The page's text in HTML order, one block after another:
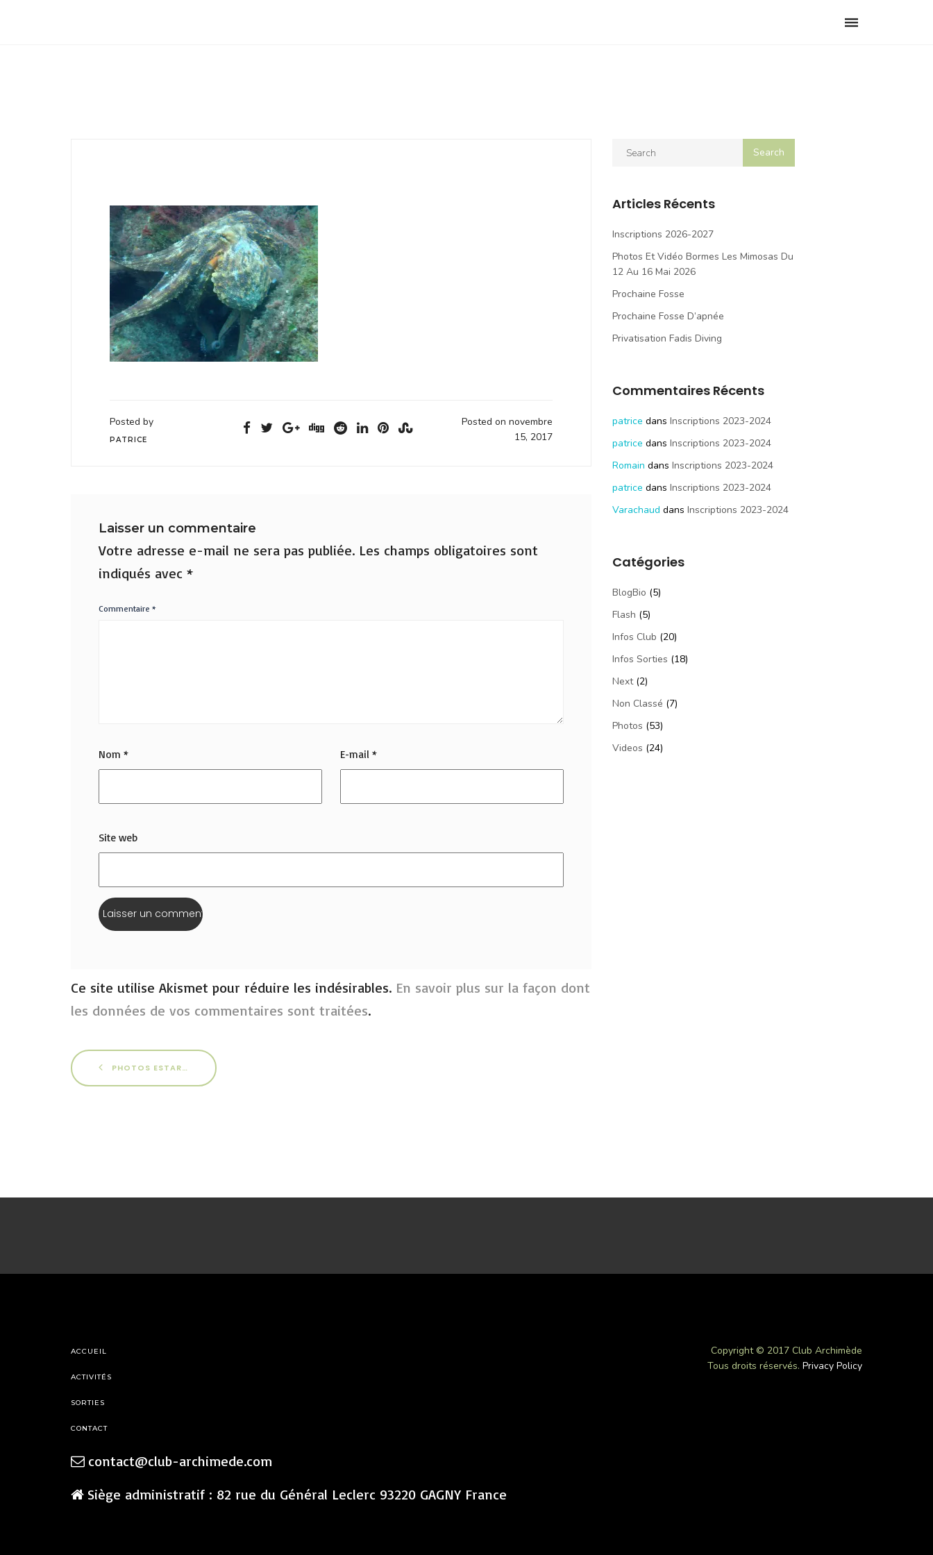
Toggle
Posted by
PATRICE
Posted on novembre
15, 2017
Laisser un commentaire
Votre adresse e-mail ne sera pas publiée. Les champs obligatoires sont
indiqués avec *
Commentaire *
Nom * E-mail*
Site web
Ce site utilise Akismet pour réduire les indésirables. En savoir plus sur la façon dont
les données de vos commentaires sont traitées.
PHOTOS ESTARTIT 2010
Articles Récents
Inscriptions 2026-2027
Photos Et Vidéo Bormes Les Mimosas Du
12 Au 16 Mai 2026
Prochaine Fosse
Prochaine Fosse D’apnée
Privatisation Fadis Diving
Commentaires Récents
patrice dans Inscriptions 2023-2024
patrice dans Inscriptions 2023-2024
Romain dans Inscriptions 2023-2024
patrice dans Inscriptions 2023-2024
Varachaud dans Inscriptions 2023-2024
Catégories
BlogBio (5)
Flash (5)
Infos Club (20)
Infos Sorties (18)
Next(2)
Non Classé (7)
Photos (53)
Videos (24)
ACCUEIL
ACTIVITÉS
SORTIES
CONTACT
contact@club-archimede.com
Siège administratif : 82 rue du Général Leclerc 93220 GAGNY France
Copyright © 2017 Club Archimède
Tous droits réservés. Privacy Policy